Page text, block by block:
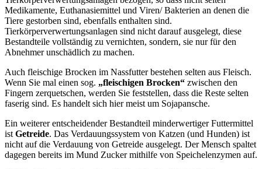
Medikamente, Euthanasiemittel und Viren/ Bakterien an denen die
Tiere gestorben sind, ebenfalls enthalten sind.
Tierkörperverwertungsanlagen sind nicht darauf ausgelegt, diese
Bestandteile vollständig zu vernichten, sondern, sie nur für den
Abnehmer unschädlich zu machen.
Auch fleischige Brocken im Nassfutter bestehen selten aus Fleisch.
Wenn Sie mal einen sog. „fleischigen Brocken“ zwischen den
Fingern zerquetschen, werden Sie feststellen, dass die Reste selten
faserig sind. Es handelt sich hier meist um Sojapansche.
Ein weiterer entscheidender Bestandteil minderwertiger Futtermittel
ist Getreide. Das Verdauungssystem von Katzen (und Hunden) ist
nicht auf die Verdauung von Getreide ausgelegt. Der Mensch spaltet
dagegen bereits im Mund Zucker mithilfe von Speichelenzymen auf.